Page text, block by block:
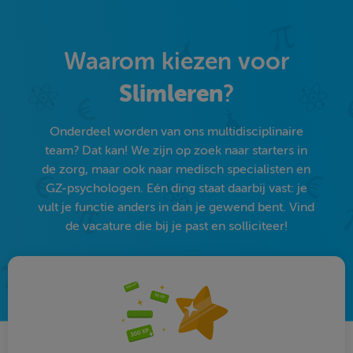
Waarom kiezen voor
Slimleren?
Onderdeel worden van ons multidisciplinaire
team? Dat kan! We zijn op zoek naar starters in
de zorg, maar ook naar medisch specialisten en
GZ-psychologen. Eén ding staat daarbij vast: je
vult je functie anders in dan je gewend bent. Vind
de vacature die bij je past en solliciteer!